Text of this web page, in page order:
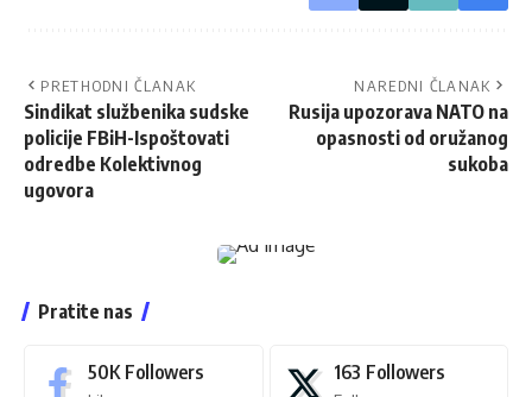
PRETHODNI ČLANAK
Sindikat službenika sudske
policije FBiH-Ispoštovati
odredbe Kolektivnog
ugovora
NAREDNI ČLANAK
Rusija upozorava NATO na
opasnosti od oružanog
sukoba
Pratite nas
50K Followers 163 Followers